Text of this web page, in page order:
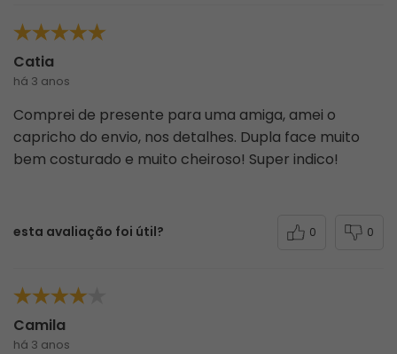
Catia
há 3 anos
Comprei de presente para uma amiga, amei o
capricho do envio, nos detalhes. Dupla face muito
bem costurado e muito cheiroso! Super indico!
esta avaliação foi útil? 0 0
Camila
há 3 anos